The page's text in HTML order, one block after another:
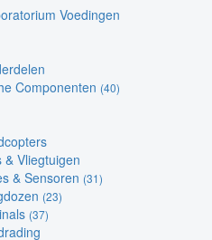
Voedingen
Componenten (40)
& Vliegtuigen
& Sensoren (31)
(23)
(37)